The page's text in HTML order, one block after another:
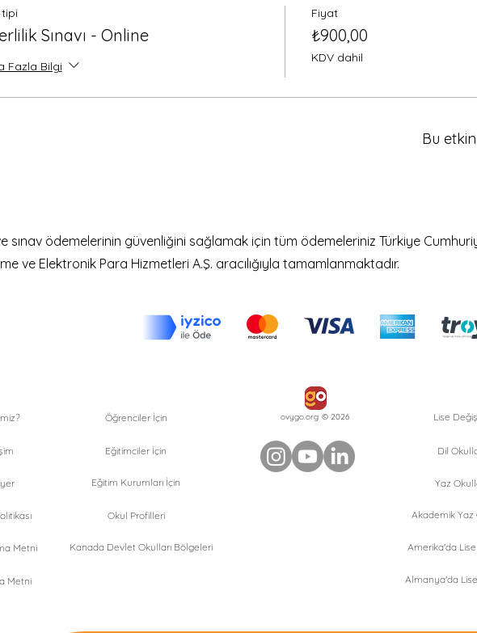
Sınavı - Online
Fazla Bilgi
Fiyat
₺900,00
KDV dahil
Bu
sınav ödemelerinin güvenliğini sağlamak için tüm ödemeleriniz Türkiye
ve Elektronik Para Hizmetleri A.Ş. aracılığıyla tamamlanmaktadır.
Öğrenciler İçin Lise
ovygo.org © 2026
Eğitimciler İçin
Eğitim Kurumları İçin
Metni
Okul Profilleri
Kanada Devlet Okulları Bölgeleri
Metni
Dil
Yaz
Akademik Yaz
Amerika'da
Almanya'da